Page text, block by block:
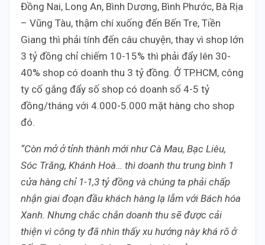
Đồng Nai, Long An, Bình Dương, Bình Phước, Bà Rịa
– Vũng Tàu, thậm chí xuống đến Bến Tre, Tiền
Giang thì phải tính đến câu chuyện, thay vì shop lớn
3 tỷ đồng chỉ chiếm 10-15% thì phải đẩy lên 30-
40% shop có doanh thu 3 tỷ đồng. Ở TP.HCM, công
ty cố gắng đẩy số shop có doanh số 4-5 tỷ
đồng/tháng với 4.000-5.000 mặt hàng cho shop
đó.
“Còn mở ở tỉnh thành mới như Cà Mau, Bạc Liêu,
Sóc Trăng, Khánh Hoà… thì doanh thu trung bình 1
cửa hàng chỉ 1-1,3 tỷ đồng và chúng ta phải chấp
nhận giai đoạn đầu khách hàng lạ lẫm với Bách hóa
Xanh. Nhưng chắc chắn doanh thu sẽ được cải
thiện vì công ty đã nhìn thấy xu hướng này khá rõ ở